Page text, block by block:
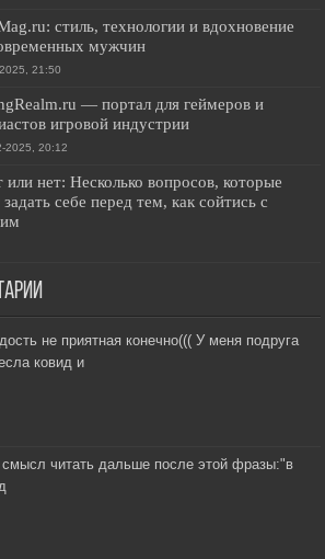
стиль, технологии и вдохновение
мужчин
21:50
— портал для геймеров и
игровой индустрии
2025, 20:12
или нет: Несколько вопросов, которые
задать себе перед тем, как сойтись с
не приятная конечно((( У меня подруга
ковид и
смысл читать дальше после этой фразы:"в